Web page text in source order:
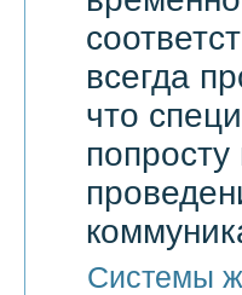
всегда
что
попросту
Системы